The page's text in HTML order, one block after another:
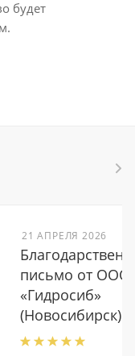
будет
21 АПРЕЛЯ 2026
письмо от ООО
«Гидросиб»
(Новосибирск)